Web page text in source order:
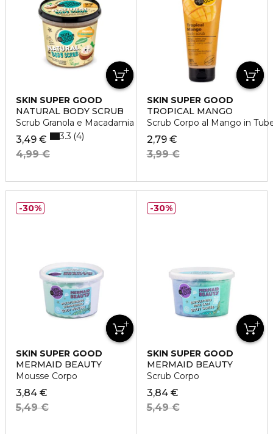
SKIN SUPER GOOD
NATURAL BODY SCRUB
Scrub Granola e Macadamia Nut
3,49 €
4,99 €
3.3 4
SKIN SUPER GOOD
TROPICAL MANGO
Scrub Corpo al Mango in
2,79 €
3,99 €
SKIN SUPER GOOD
MERMAID BEAUTY
Mousse Corpo
3,84 €
5,49 €
30%
SKIN SUPER GOOD
MERMAID BEAUTY
Scrub Corpo
3,84 €
5,49 €
30%